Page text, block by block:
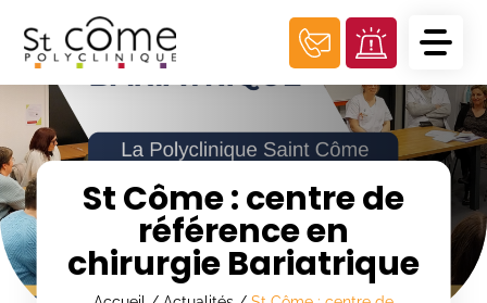
St Côme : centre de
référence en
chirurgie Bariatrique